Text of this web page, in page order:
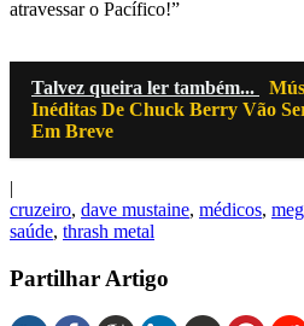
atravessar o Pacífico!”
Talvez queira ler também...
Inéditas De Chuck Berry Vão
Em Breve
|
cruzeiro, dave mustaine, médicos,
saúde, thrash metal
Partilhar Artigo